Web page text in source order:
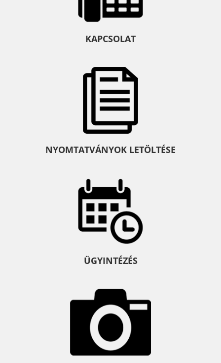
KAPCSOLAT
NYOMTATVÁNYOK LETÖLTÉSE
ÜGYINTÉZÉS